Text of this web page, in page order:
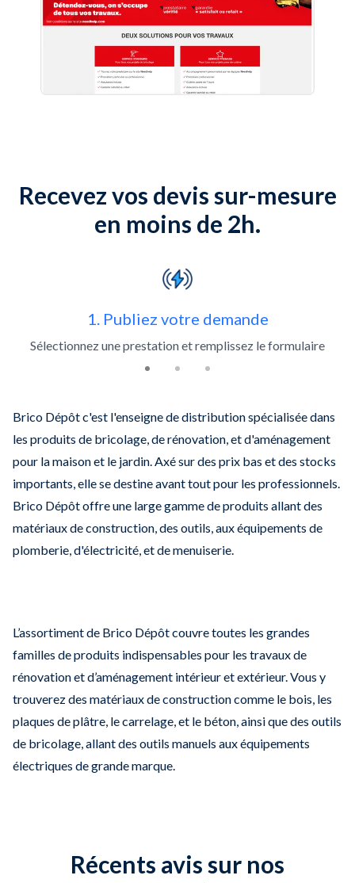
Recevez vos devis sur-mesure
en moins de 2h.
1. Publiez votre demande
Sélectionnez une prestation et remplissez le formulaire
Brico Dépôt c'est l'enseigne de distribution spécialisée dans
les produits de bricolage, de rénovation, et d'aménagement
pour la maison et le jardin. Axé sur des prix bas et des stocks
importants, elle se destine avant tout pour les professionnels.
Brico Dépôt offre une large gamme de produits allant des
matériaux de construction, des outils, aux équipements de
plomberie, d'électricité, et de menuiserie.
L’assortiment de Brico Dépôt couvre toutes les grandes
familles de produits indispensables pour les travaux de
rénovation et d’aménagement intérieur et extérieur. Vous y
trouverez des matériaux de construction comme le bois, les
plaques de plâtre, le carrelage, et le béton, ainsi que des outils
de bricolage, allant des outils manuels aux équipements
électriques de grande marque.
Récents avis sur nos